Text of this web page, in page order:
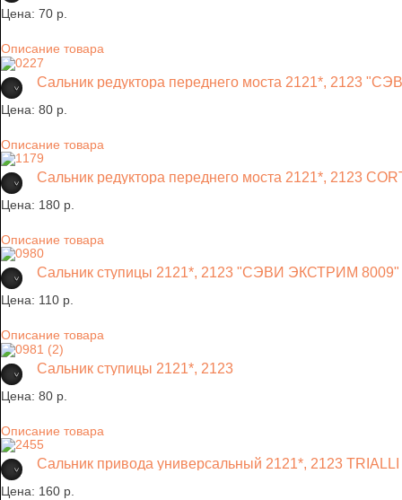
Цена: 70 p.
Описание товара
Сальник редуктора переднего моста 2121*, 2123
Цена: 80 p.
Описание товара
Сальник редуктора переднего моста 2121*, 2123
Цена: 180 p.
Описание товара
Сальник ступицы 2121*, 2123 "СЭВИ ЭКСТРИМ 8009"
Цена: 110 p.
Описание товара
Сальник ступицы 2121*, 2123
Цена: 80 p.
Описание товара
Сальник привода универсальный 2121*, 2123 TRIALLI
Цена: 160 p.